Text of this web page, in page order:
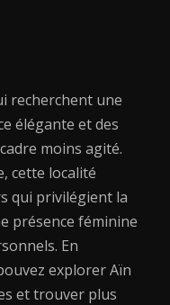
recherchent une
élégante et des
moins agité.
cette localité
qui privilégient la
présence féminine
En
explorer Aïn
et trouver plus